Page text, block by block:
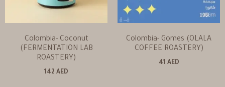
Colombia- Gomes (OLALA
COFFEE ROASTERY)
41 AED
Colombia- Coconut
(FERMENTATION LAB
ROASTERY)
142 AED